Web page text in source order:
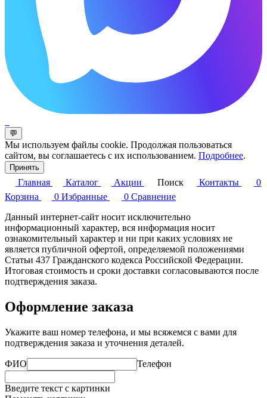
💬
Мы используем файлы cookie. Продолжая пользоваться
сайтом, вы соглашаетесь с их использованием. Подробнее.
Принять
Главная Каталог Акции Поиск Контакты
0
Корзина
0 Избранные 0 Сравнение
Данный интернет-сайт носит исключительно
информационный характер, вся информация носит
ознакомительный характер и ни при каких условиях не
является публичной офертой, определяемой положениями
Статьи 437 Гражданского кодекса Российской Федерации.
Итоговая стоимость и сроки доставки согласовываются после
подтверждения заказа.
Оформление заказа
Укажите ваш номер телефона, и мы всяжемся с вами для
подтверждения заказа и уточнения деталей.
ФИО Телефон
Введите текст с картинки